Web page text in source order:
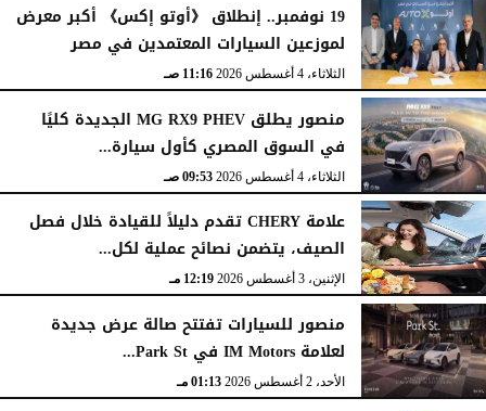
19 نوفمبر.. إنطلاق 《أوتو إكس》 أكبر معرض
لموزعين السيارات المعتمدين في مصر
الثلاثاء، 4 أغسطس 2026 11:16 صـ
منصور يطلق MG RX9 PHEV الجديدة كليًا
في السوق المصري كأول سيارة...
الثلاثاء، 4 أغسطس 2026 09:53 صـ
علامة CHERY تقدم دليلاً للقيادة خلال فصل
الصيف، يتضمن نصائح عملية لكل...
الإثنين، 3 أغسطس 2026 12:19 مـ
منصور للسيارات تفتتح صالة عرض جديدة
لعلامة IM Motors في Park St...
الأحد، 2 أغسطس 2026 01:13 مـ